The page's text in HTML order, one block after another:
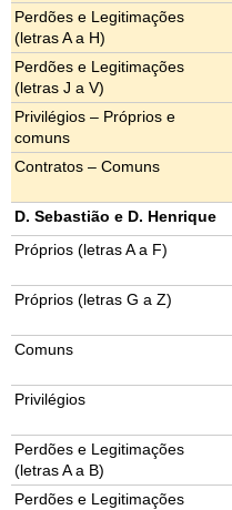
Perdões e Legitimações
(letras A a H)
Perdões e Legitimações
(letras J a V)
Privilégios – Próprios e
comuns
Contratos – Comuns
D. Sebastião e D. Henrique
Próprios (letras A a F)
Próprios (letras G a Z)
Comuns
Privilégios
Perdões e Legitimações
(letras A a B)
Perdões e Legitimações